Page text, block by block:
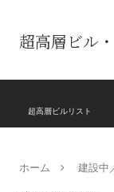
超高層ビル
超高層ビルリスト
ホーム 建設中